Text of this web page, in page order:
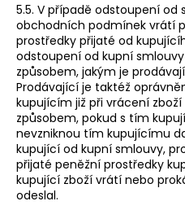
5.5. V případě odstoupení od
obchodních podmínek vrátí
prostředky přijaté od
odstoupení od kupní
způsobem, jakým je
Prodávající je taktéž
kupujícím již při vrácení
způsobem, pokud s tím
nevzniknou tím kupujícímu
kupující od kupní smlouvy,
přijaté peněžní prostředky
kupující zboží vrátí nebo
odeslal.